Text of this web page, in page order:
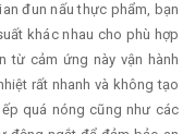
đun nấu thực phẩm, bạn
khác nhau cho phù hợp
từ cảm ứng này vận hành
rất nhanh và không tạo
quá nóng cũng như các